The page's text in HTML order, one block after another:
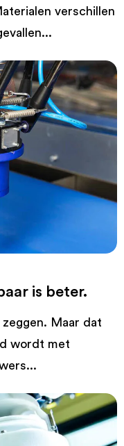
verschillen
is beter.
Maar dat
wordt met